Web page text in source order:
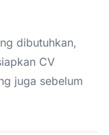
dibutuhkan,
CV
juga sebelum